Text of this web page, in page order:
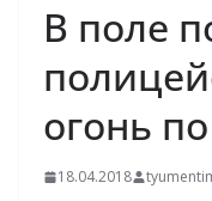
В поле
огонь
18.04.2018